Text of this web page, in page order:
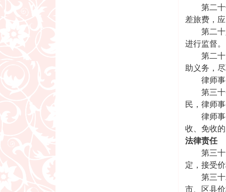
第二十七
差旅费，
第二十八
进行监督。
第二十九
助义务，
律师事务
第三十条
民，律师
律师事务
收、免收
法律责任
第三十一
定，接受
第三十二
市、区县